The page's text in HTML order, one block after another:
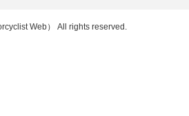
Web） All rights reserved.